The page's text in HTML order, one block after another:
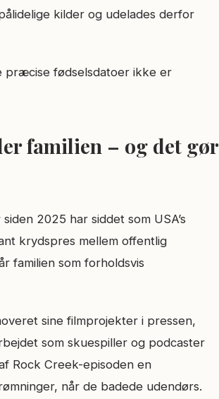
kilder og udelades derfor
præcise fødselsdatoer ikke er
familien – og det gør
2025 har siddet som USA’s
krydspres mellem offentlig
familien som forholdsvis
sine filmprojekter i pressen,
som skuespiller og podcaster
Rock Creek-episoden en
når de badede udendørs.